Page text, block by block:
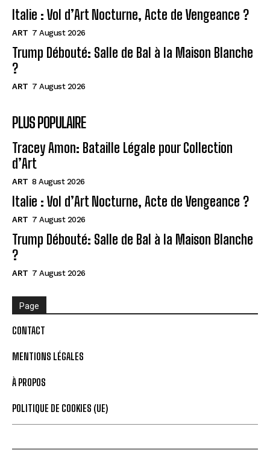
Italie : Vol d’Art Nocturne, Acte de Vengeance ?
ART 7 August 2026
Trump Débouté: Salle de Bal à la Maison Blanche
?
ART 7 August 2026
PLUS POPULAIRE
Tracey Amon: Bataille Légale pour Collection
d’Art
ART 8 August 2026
Italie : Vol d’Art Nocturne, Acte de Vengeance ?
ART 7 August 2026
Trump Débouté: Salle de Bal à la Maison Blanche
?
ART 7 August 2026
Page
CONTACT
MENTIONS LÉGALES
À PROPOS
POLITIQUE DE COOKIES (UE)